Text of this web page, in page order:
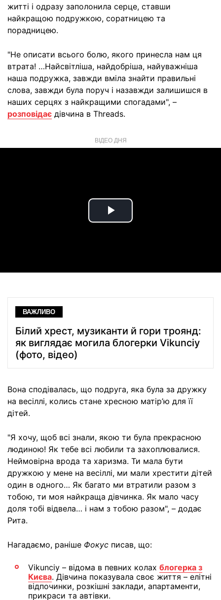
житті і одразу заполонила серце, ставши
найкращою подружкою, соратницею та
порадницею.
"Не описати всього болю, якого принесла нам ця
втрата! …Найсвітліша, найдобріша, найуважніша
наша подружка, завжди вміла знайти правильні
слова, завжди була поруч і назавжди залишишся в
наших серцях з найкращими спогадами", –
розповідає дівчина в Threads.
ВІДЕО ДНЯ
Play
ВАЖЛИВО
Білий хрест, музиканти й гори троянд:
як виглядає могила блогерки Vikunciy
(фото, відео)
Вона сподівалась, що подруга, яка була за дружку
на весіллі, колись стане хресною матір’ю для її
дітей.
"Я хочу, щоб всі знали, якою ти була прекрасною
людиною! Як тебе всі любили та захоплювалися.
Неймовірна врода та харизма. Ти мала бути
дружкою у мене на весіллі, ми мали хрестити дітей
один в одного… Як багато ми втратили разом з
тобою, ти моя найкраща дівчинка. Як мало часу
доля тобі відвела… і нам з тобою разом", – додає
Рита.
Нагадаємо, раніше Фокус писав, що:
Vikunciy – відома в певних колах блогерка з
Києва. Дівчина показувала своє життя – елітні
відпочинки, розкішні заклади, апартаменти,
прикраси та автівки.